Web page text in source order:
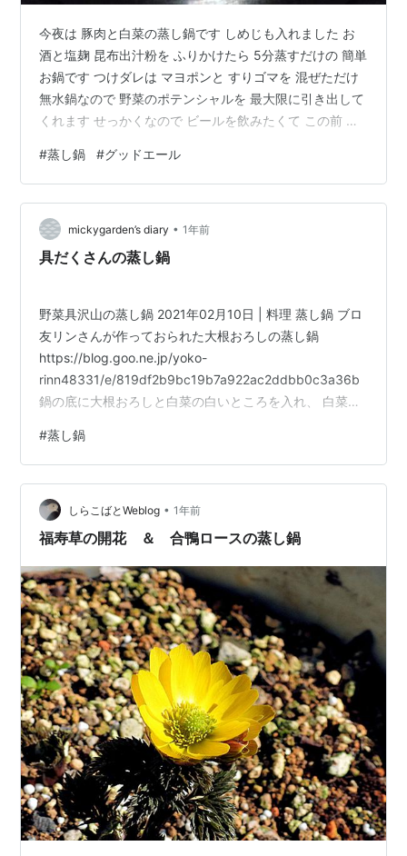
今夜は 豚肉と白菜の蒸し鍋です しめじも入れました お
酒と塩麹 昆布出汁粉を ふりかけたら 5分蒸すだけの 簡単
お鍋です つけダレは マヨポンと すりゴマを 混ぜただけ
無水鍋なので 野菜のポテンシャルを 最大限に引き出して
くれます せっかくなので ビールを飲みたくて この前 ロ
ッドエール) キリン プレミアム ビール350ml×24本 リッ
チ&フルーティ GOOD ALE（グッドエール） Amazon
GOOD ALE(グッドエール) キリン プレミアム ビール
500ml×24本 リッチ&フルーティ GOOD ALE（グッドエ
ール）…
#蒸し鍋 #グッドエール
mickygarden’s diary • 1年前
具だくさんの蒸し鍋
野菜具沢山の蒸し鍋 2021年02月10日 | 料理 蒸し鍋 ブロ
友リンさんが作っておられた大根おろしの蒸し鍋
https://blog.goo.ne.jp/yoko-
rinn48331/e/819df2b9bc19b7a922ac2ddbb0c3a36b
鍋の底に大根おろしと白菜の白いところを入れ、 白菜の
の周りにサツマイモも入れて 蒸し上がる直前にブロッコ
リーを入れる。しゃぶしゃぶのゴマダレやポン酢でいた
だきます もしくは長いもを擂って卵黄を混ぜます。麺つ
ゆで味を調えて、蒸した豚肉や野菜を食べるのも美味し
いです。 と言った蒸し鍋でした。 …
#蒸し鍋
しらこばとWeblog • 1年前
福寿草の開花 ＆ 合鴨ロースの蒸し鍋